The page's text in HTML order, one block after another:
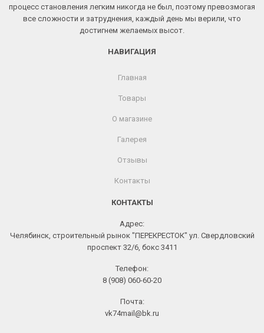
процесс становления легким никогда не был, поэтому превозмогая
все сложности и затруднения, каждый день мы верили, что
достигнем желаемых высот.
НАВИГАЦИЯ
Главная
Товары
О магазине
Галерея
Отзывы
Контакты
КОНТАКТЫ
Адрес:
Челябинск, строительный рынок "ПЕРЕКРЕСТОК" ул. Свердловский
проспект 32/6, бокс 3411
Телефон:
8 (908) 060-60-20
Почта:
vk74mail@bk.ru